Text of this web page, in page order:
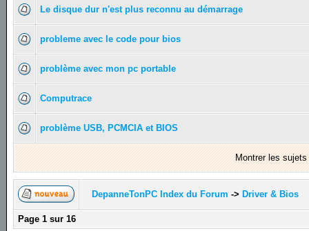
Le disque dur n'est plus reconnu au démarrage
probleme avec le code pour bios
problème avec mon pc portable
Computrace
problème USB, PCMCIA et BIOS
Montrer les
DepanneTonPC Index du Forum -> Driver & Bios
Page1 sur16